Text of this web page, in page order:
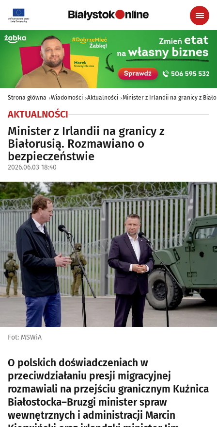
Strona główna Wiadomości Aktualności Minister z Irlandii na granicy z
AKTUALNOŚCI
Minister z Irlandii na granicy z
Białorusią. Rozmawiano o
bezpieczeństwie
2026.06.03 18:40
Fot: MSWiA
O polskich doświadczeniach w
przeciwdziałaniu presji migracyjnej
rozmawiali na przejściu granicznym Kuźnica
Białostocka–Bruzgi minister spraw
wewnętrznych i administracji Marcin